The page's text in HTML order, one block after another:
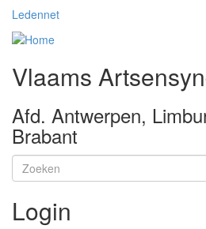
Ledennet
Vlaams
Afd. Antwerpen,
Brabant
Zoekveld
Login